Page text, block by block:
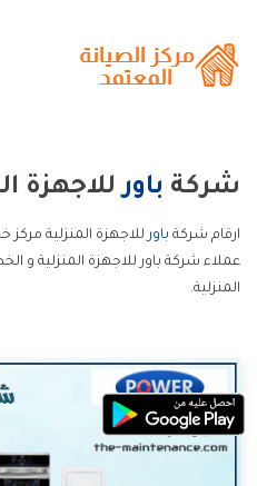
شركة باورللاجهزة
ارقام شركة باورللاجهزة المنزلية مركز
عملاء شركة باور للاجهزة المنزلية و
المنزلية.